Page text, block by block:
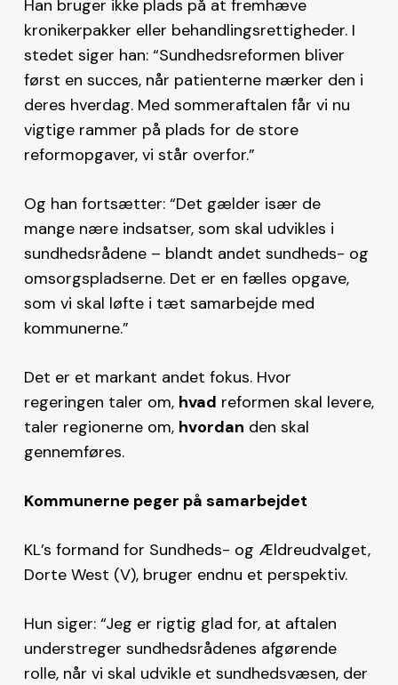
Han bruger ikke plads på at fremhæve
kronikerpakker eller behandlingsrettigheder. I
stedet siger han: “Sundhedsreformen bliver
først en succes, når patienterne mærker den i
deres hverdag. Med sommeraftalen får vi nu
vigtige rammer på plads for de store
reformopgaver, vi står overfor.”
Og han fortsætter: “Det gælder især de
mange nære indsatser, som skal udvikles i
sundhedsrådene – blandt andet sundheds- og
omsorgspladserne. Det er en fælles opgave,
som vi skal løfte i tæt samarbejde med
kommunerne.”
Det er et markant andet fokus. Hvor
regeringen taler om, hvad reformen skal levere,
taler regionerne om, hvordan den skal
gennemføres.
Kommunerne peger på samarbejdet
KL’s formand for Sundheds- og Ældreudvalget,
Dorte West (V), bruger endnu et perspektiv.
Hun siger: “Jeg er rigtig glad for, at aftalen
understreger sundhedsrådenes afgørende
rolle, når vi skal udvikle et sundhedsvæsen, der